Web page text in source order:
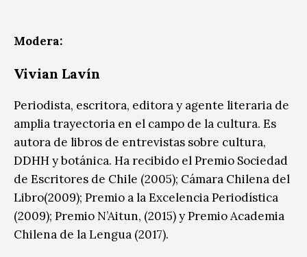
Modera:
Vivian Lavín
Periodista, escritora, editora y agente literaria de
amplia trayectoria en el campo de la cultura. Es
autora de libros de entrevistas sobre cultura,
DDHH y botánica. Ha recibido el Premio Sociedad
de Escritores de Chile (2005); Cámara Chilena del
Libro(2009); Premio a la Excelencia Periodística
(2009); Premio N’Aitun, (2015) y Premio Academia
Chilena de la Lengua (2017).